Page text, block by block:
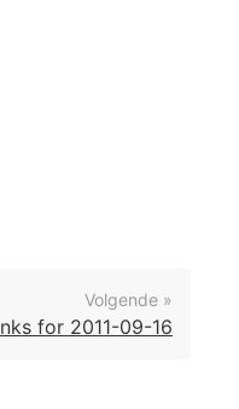
Volgende »
for 2011-09-16